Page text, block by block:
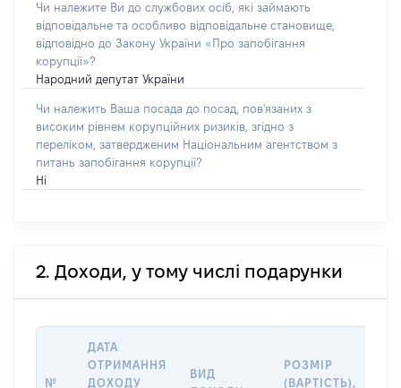
Чи належите Ви до службових осіб, які займають
відповідальне та особливо відповідальне становище,
відповідно до Закону України «Про запобігання
корупції»?
Народний депутат України
Чи належить Ваша посада до посад, пов'язаних з
високим рівнем корупційних ризиків, згідно з
переліком, затвердженим Національним агентством з
питань запобігання корупції?
Ні
2. Доходи, у тому числі подарунки
№
ДАТА
ОТРИМАННЯ
ДОХОДУ
ВИД
РОЗМІР
(ВАРТІСТЬ),